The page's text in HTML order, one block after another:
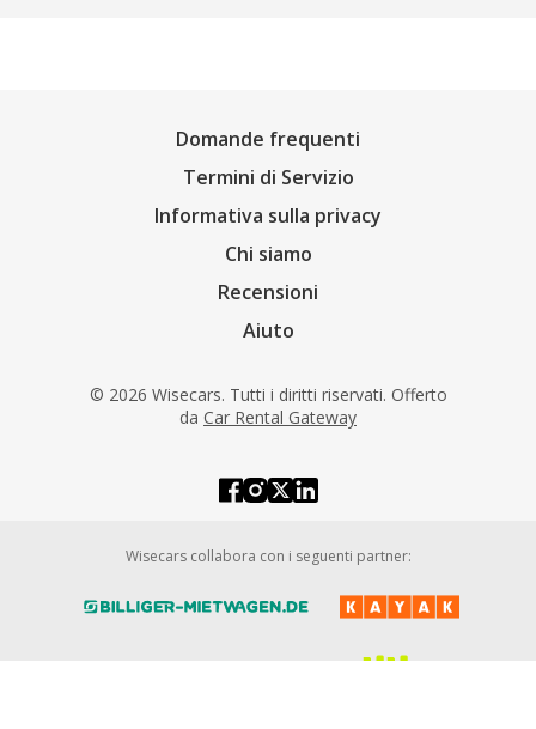
Domande frequenti
Termini di Servizio
Informativa sulla privacy
Chi siamo
Recensioni
Aiuto
© 2026 Wisecars. Tutti i diritti riservati. Offerto
da Car Rental Gateway
Wisecars collabora con i seguenti partner: